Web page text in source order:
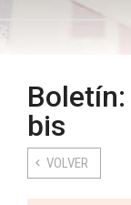
bis
VOLVER